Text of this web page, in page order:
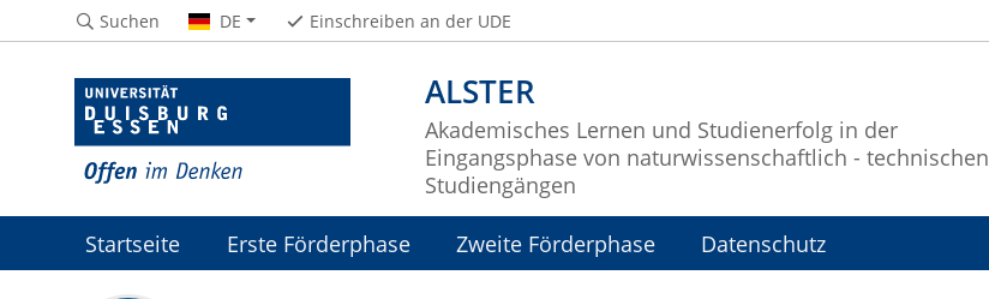
ALSTER
Akademisches Lernen und Studienerfolg in der
Eingangsphase von naturwissenschaftlich - technischen
Studiengängen
Suchen DE Einschreiben an der UDE
Startseite Erste Förderphase Zweite Förderphase Datenschutz